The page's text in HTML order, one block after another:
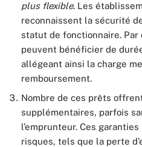
plus flexible. Les
reconnaissent la sécurité
statut de fonctionnaire.
peuvent bénéficier de
allégeant ainsi la charge
remboursement.
Nombre de ces prêts
supplémentaires, parfois
l’emprunteur. Ces
risques, tels que la perte